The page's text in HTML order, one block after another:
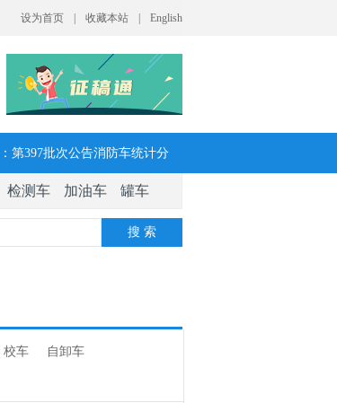
第397批次公告消防车统计分
业达21家11种车型，水罐、器
今年危险货物港口作业安全生
检测车 加油车 罐车
搜 索
校车
自卸车